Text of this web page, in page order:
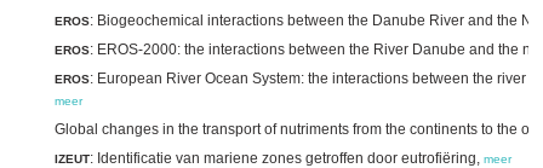
EROS: Biogeochemical interactions between the Danube River and the
EROS: EROS-2000: the interactions between the River Danube and the
EROS: European River Ocean System: the interactions between the river
meer
Global changes in the transport of nutriments from the continents to the
IZEUT: Identificatie van mariene zones getroffen door eutrofiëring, meer